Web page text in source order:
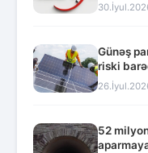
Günəş
riski
52